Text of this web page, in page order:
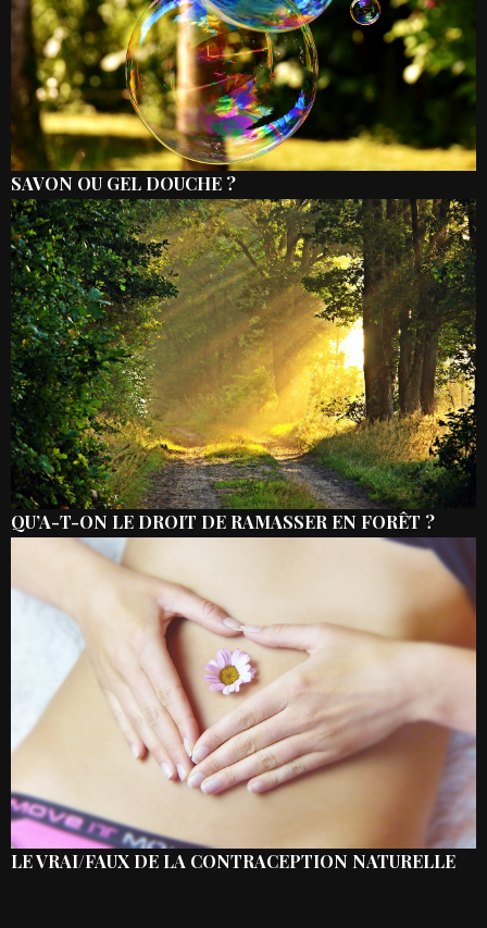
SAVON OU GEL DOUCHE ?
QU’A-T-ON LE DROIT DE RAMASSER EN FORÊT ?
LE VRAI/FAUX DE LA CONTRACEPTION NATURELLE